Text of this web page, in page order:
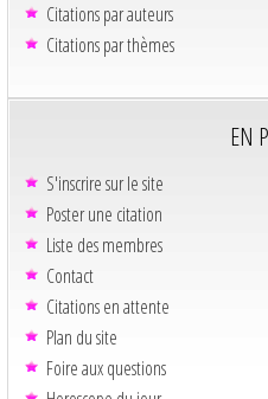
Citations par auteurs
Citations par thèmes
EN
S'inscrire sur le site
Poster une citation
Liste des membres
Contact
Citations en attente
Plan du site
Foire aux questions